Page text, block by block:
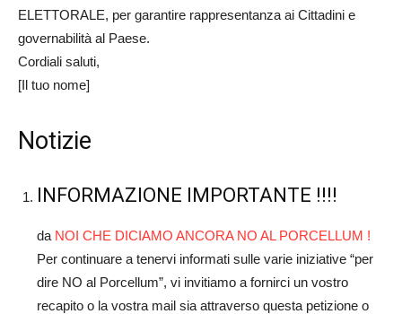
ELETTORALE, per garantire rappresentanza ai Cittadini e
governabilità al Paese.
Cordiali saluti,
[Il tuo nome]
Notizie
INFORMAZIONE IMPORTANTE !!!!
da NOI CHE DICIAMO ANCORA NO AL PORCELLUM !
Per continuare a tenervi informati sulle varie iniziative “per
dire NO al Porcellum”, vi invitiamo a fornirci un vostro
recapito o la vostra mail sia attraverso questa petizione o